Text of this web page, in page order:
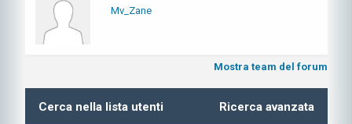
Mv_Zane
Mostra team del forum
Ricerca avanzata
Cerca nella lista utenti